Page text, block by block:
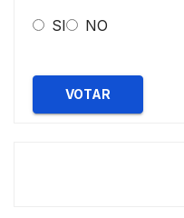
SI NO
VOTAR